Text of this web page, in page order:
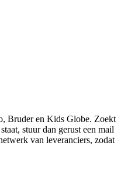
Bruder en Kids Globe. Zoekt
stuur dan gerust een mail
van leveranciers, zodat